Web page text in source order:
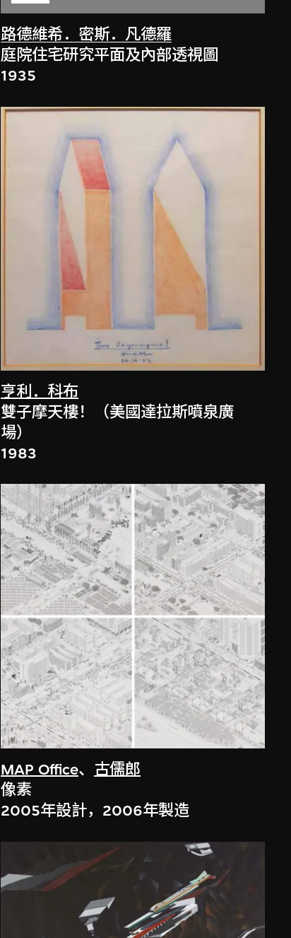
路德維希．密斯．凡德羅
庭院住宅研究平面及內部透視圖
1935
亨利．科布
雙子摩天樓！（美國達拉斯噴泉廣
場）
1983
MAP Office、 古儒郎
像素
2005年設計，2006年製造